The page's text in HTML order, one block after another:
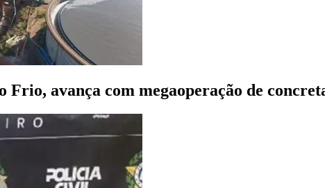
avança com megaoperação de